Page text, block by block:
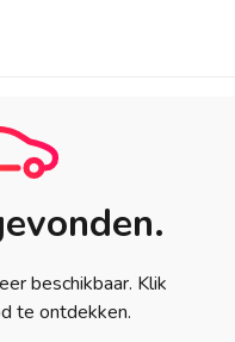
beschikbaar. Klik
te ontdekken.